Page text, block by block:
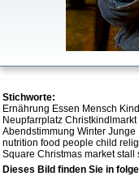
Stichworte:
Ernährung Essen Mensch
Neupfarrplatz
Abendstimmung Winter
nutrition food people child
Square Christmas market
Dieses Bild finden Sie in